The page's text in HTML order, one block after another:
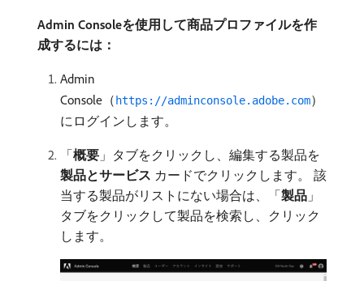
Admin Consoleを使用して商品プロファイルを作
成するには：
Admin
Console（ https://adminconsole.adobe.com）
にログインします。
「概要 」タブをクリックし、編集する製品を​
製品とサービス ​カードでクリックします。 該
当する製品がリストにない場合は、「製品 」
タブをクリックして製品を検索し、クリック
します。